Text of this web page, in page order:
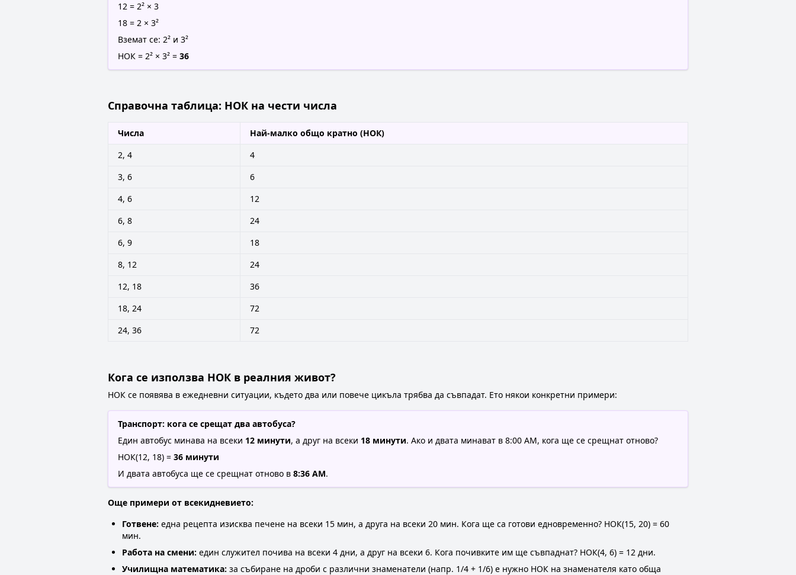
12 = 2² × 3
18 = 2 × 3²
Вземат се: 2² и 3²
НОК = 2² × 3² = 36
Справочна таблица: НОК на чести числа
Числа
Най-малко общо кратно (НОК)
2, 4
4
3, 6
6
4, 6
12
6, 8
24
6, 9
18
8, 12
24
12, 18
36
18, 24
72
24, 36
72
Кога се използва НОК в реалния живот?
НОК се появява в ежедневни ситуации, където два или повече цикъла трябва да съвпадат. Ето някои конкретни примери:
Транспорт: кога се срещат два автобуса?
Един автобус минава на всеки 12 минути, а друг на всеки 18 минути. Ако и двата минават в 8:00 AM, кога ще се срещнат отново?
НОК(12, 18) = 36 минути
И двата автобуса ще се срещнат отново в 8:36 AM.
Още примери от всекидневието:
Готвене: една рецепта изисква печене на всеки 15 мин, а друга на всеки 20 мин. Кога ще са готови едновременно? НОК(15, 20) = 60
мин.
Работа на смени: един служител почива на всеки 4 дни, а друг на всеки 6. Кога почивките им ще съвпаднат? НОК(4, 6) = 12 дни.
Училищна математика: за събиране на дроби с различни знаменатели (напр. 1/4 + 1/6) е нужно НОК на знаменателя като обща